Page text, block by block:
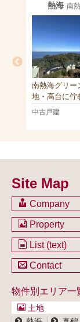
熱海 南
南熱海グリー
地・高台に佇
中古戸建
Site Map
Company
会社のご案内
不動産を購入
不動産を売却
不動産買取シ
Property
土地一覧
戸建一覧
マンション一
事業用物件一
List (text)
土地一覧
マンション一
事業用物件一覧
Contact
ブログ
プライバシー
物件別エリア一
土地